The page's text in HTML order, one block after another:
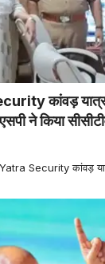
कांवड़ यात्रा
ने किया
Yatra Security कांवड़